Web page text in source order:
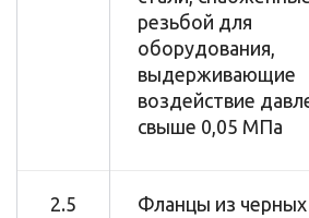
резьбой для
оборудования,
выдерживающие
воздействие
свыше 0,05 МПа
2.5
Фланцы из черных